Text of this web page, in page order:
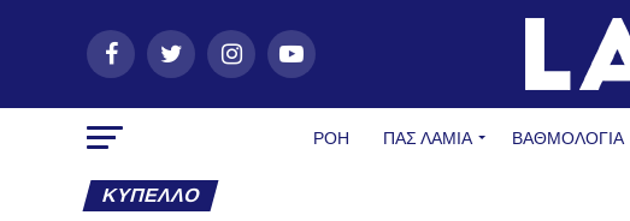
ΡΟΗ ΠΑΣ ΛΑΜΊΑ ΒΑΘΜΟΛΟΓΙΑ
ΚΎΠΕΛΛΟ